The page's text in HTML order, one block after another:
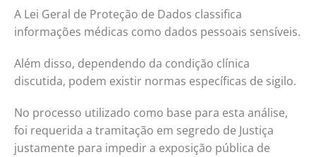
A Lei Geral de Proteção de Dados classifica
informações médicas como dados pessoais sensíveis.
Além disso, dependendo da condição clínica
discutida, podem existir normas específicas de sigilo.
No processo utilizado como base para esta análise,
foi requerida a tramitação em segredo de Justiça
justamente para impedir a exposição pública de